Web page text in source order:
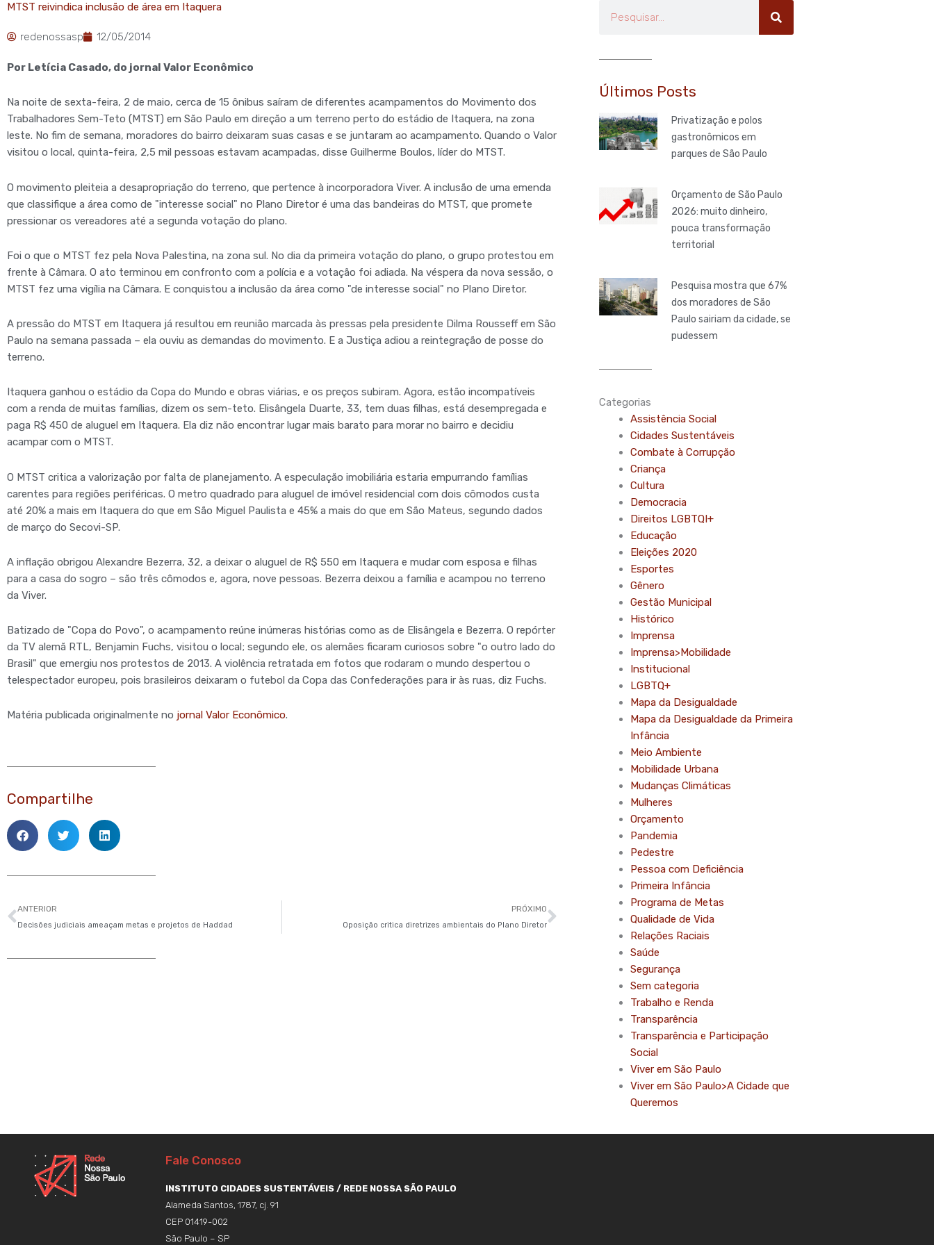
MTST reivindica inclusão de área em Itaquera
redenossasp 12/05/2014
Por Letícia Casado, do jornal Valor Econômico
Na noite de sexta-feira, 2 de maio, cerca de 15 ônibus saíram de diferentes acampamentos do Movimento dos
Trabalhadores Sem-Teto (MTST) em São Paulo em direção a um terreno perto do estádio de Itaquera, na zona
leste. No fim de semana, moradores do bairro deixaram suas casas e se juntaram ao acampamento. Quando o Valor
visitou o local, quinta-feira, 2,5 mil pessoas estavam acampadas, disse Guilherme Boulos, líder do MTST.
O movimento pleiteia a desapropriação do terreno, que pertence à incorporadora Viver. A inclusão de uma emenda
que classifique a área como de "interesse social" no Plano Diretor é uma das bandeiras do MTST, que promete
pressionar os vereadores até a segunda votação do plano.
Foi o que o MTST fez pela Nova Palestina, na zona sul. No dia da primeira votação do plano, o grupo protestou em
frente à Câmara. O ato terminou em confronto com a polícia e a votação foi adiada. Na véspera da nova sessão, o
MTST fez uma vigília na Câmara. E conquistou a inclusão da área como "de interesse social" no Plano Diretor.
A pressão do MTST em Itaquera já resultou em reunião marcada às pressas pela presidente Dilma Rousseff em São
Paulo na semana passada – ela ouviu as demandas do movimento. E a Justiça adiou a reintegração de posse do
terreno.
Itaquera ganhou o estádio da Copa do Mundo e obras viárias, e os preços subiram. Agora, estão incompatíveis
com a renda de muitas famílias, dizem os sem-teto. Elisângela Duarte, 33, tem duas filhas, está desempregada e
paga R$ 450 de aluguel em Itaquera. Ela diz não encontrar lugar mais barato para morar no bairro e decidiu
acampar com o MTST.
O MTST critica a valorização por falta de planejamento. A especulação imobiliária estaria empurrando famílias
carentes para regiões periféricas. O metro quadrado para aluguel de imóvel residencial com dois cômodos custa
até 20% a mais em Itaquera do que em São Miguel Paulista e 45% a mais do que em São Mateus, segundo dados
de março do Secovi-SP.
A inflação obrigou Alexandre Bezerra, 32, a deixar o aluguel de R$ 550 em Itaquera e mudar com esposa e filhas
para a casa do sogro – são três cômodos e, agora, nove pessoas. Bezerra deixou a família e acampou no terreno
da Viver.
Batizado de "Copa do Povo", o acampamento reúne inúmeras histórias como as de Elisângela e Bezerra. O repórter
da TV alemã RTL, Benjamin Fuchs, visitou o local; segundo ele, os alemães ficaram curiosos sobre "o outro lado do
Brasil" que emergiu nos protestos de 2013. A violência retratada em fotos que rodaram o mundo despertou o
telespectador europeu, pois brasileiros deixaram o futebol da Copa das Confederações para ir às ruas, diz Fuchs.
Matéria publicada originalmente no jornal Valor Econômico.
Compartilhe
Anterior
ANTERIOR
Decisões judiciais ameaçam metas e projetos de Haddad
PRÓXIMO
Oposição critica diretrizes ambientais do Plano Diretor
Próximo
Últimos Posts
Privatização e polos
gastronômicos em
parques de São Paulo
Orçamento de São Paulo
2026: muito dinheiro,
pouca transformação
territorial
Pesquisa mostra que 67%
dos moradores de São
Paulo sairiam da cidade, se
pudessem
Categorias
Assistência Social
Cidades Sustentáveis
Combate à Corrupção
Criança
Cultura
Democracia
Direitos LGBTQI+
Educação
Eleições 2020
Esportes
Gênero
Gestão Municipal
Histórico
Imprensa
Imprensa>Mobilidade
Institucional
LGBTQ+
Mapa da Desigualdade
Mapa da Desigualdade da Primeira
Infância
Meio Ambiente
Mobilidade Urbana
Mudanças Climáticas
Mulheres
Orçamento
Pandemia
Pedestre
Pessoa com Deficiência
Primeira Infância
Programa de Metas
Qualidade de Vida
Relações Raciais
Saúde
Segurança
Sem categoria
Trabalho e Renda
Transparência
Transparência e Participação
Social
Viver em São Paulo
Viver em São Paulo>A Cidade que
Queremos
Fale Conosco
INSTITUTO CIDADES SUSTENTÁVEIS / REDE NOSSA SÃO PAULO
Alameda Santos, 1787, cj. 91
CEP 01419-002
São Paulo – SP